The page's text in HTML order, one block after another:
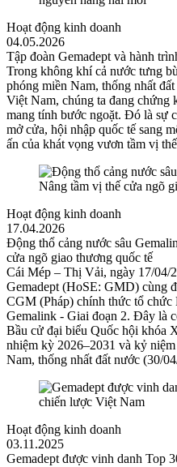
Hoạt động kinh doanh
04.05.2026
Tập đoàn Gemadept và hành
Trong không khí cả nước tưng
phóng miền Nam, thống nhất
Việt Nam, chúng ta đang chứng
mang tính bước ngoặt. Đó là sự
mở cửa, hội nhập quốc tế sang
ấn của khát vọng vươn tầm vị
Hoạt động kinh doanh
17.04.2026
Động thổ cảng nước sâu
cửa ngõ giao thương quốc tế
Cái Mép – Thị Vải, ngày 17/04/
Gemadept (HoSE: GMD) cùng
CGM (Pháp) chính thức tổ chức
Gemalink - Giai đoạn 2. Đây là
Bầu cử đại biểu Quốc hội khóa
nhiệm kỳ 2026–2031 và kỷ
Nam, thống nhất đất nước (30/
Hoạt động kinh doanh
03.11.2025
Gemadept được vinh danh Top